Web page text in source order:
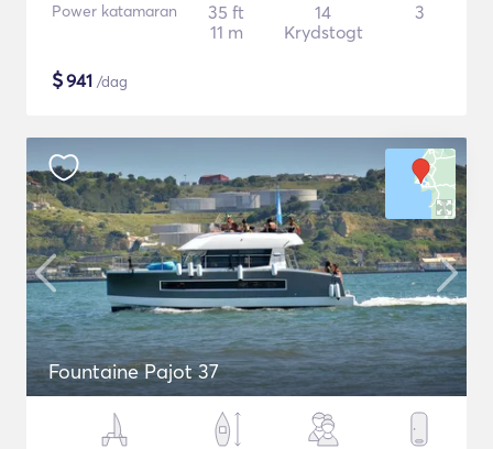
Power katamaran
35 ft
11 m
14
Krydstogt
3
$941 /dag
Fountaine Pajot 37